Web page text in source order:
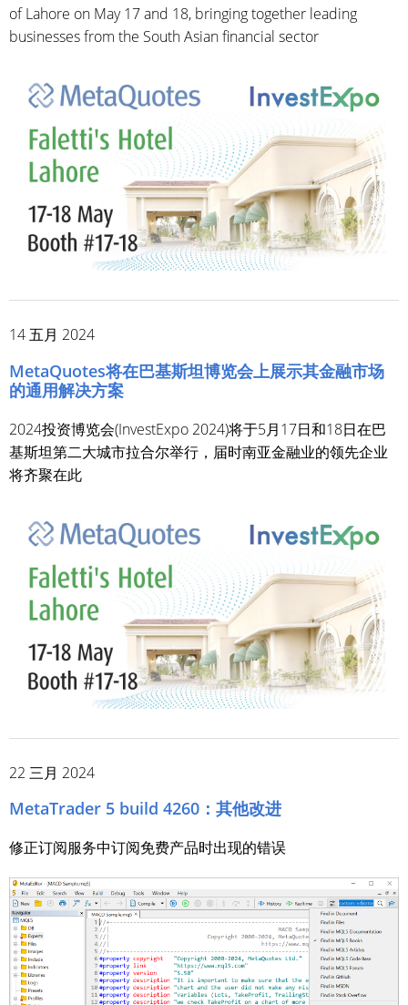
of Lahore on May 17 and 18, bringing together leading
businesses from the South Asian financial sector
14 五月 2024
MetaQuotes将在巴基斯坦博览会上展示其金融市场
的通用解决方案
2024投资博览会(InvestExpo 2024)将于5月17日和18日在巴
基斯坦第二大城市拉合尔举行，届时南亚金融业的领先企业
将齐聚在此
22 三月 2024
MetaTrader 5 build 4260：其他改进
修正订阅服务中订阅免费产品时出现的错误